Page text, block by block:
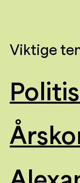
Viktige